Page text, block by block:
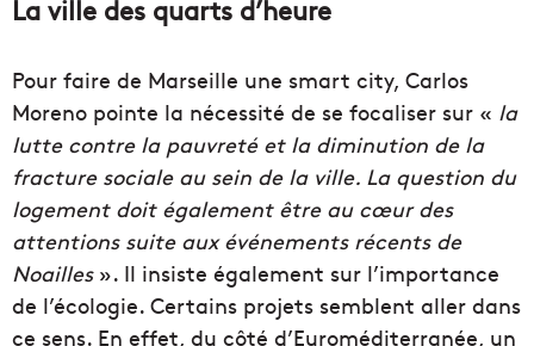
La ville des quarts d’heure
Pour faire de Marseille une smart city, Carlos
Moreno pointe la nécessité de se focaliser sur « la
lutte contre la pauvreté et la diminution de la
fracture sociale au sein de la ville. La question du
logement doit également être au cœur des
attentions suite aux événements récents de
Noailles». Il insiste également sur l’importance
de l’écologie. Certains projets semblent aller dans
ce sens. En effet, du côté d’Euroméditerranée, un